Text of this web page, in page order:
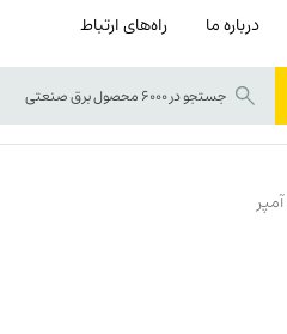
درباره ما راه‌های ارتباط